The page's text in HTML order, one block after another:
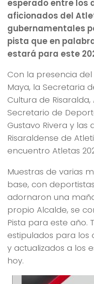
esperado entre los
aficionados del
gubernamentales
pista que en
estará para este
Con la presencia
Maya, la Secretaria
Cultura de
Secretario de
Gustavo Rivera y las
Risaraldense de
encuentro Atletas
Muestras de varias
base, con
adornaron una
propio Alcalde, se
Pista para este año.
estipulados para los
y actualizados a los
hoy.